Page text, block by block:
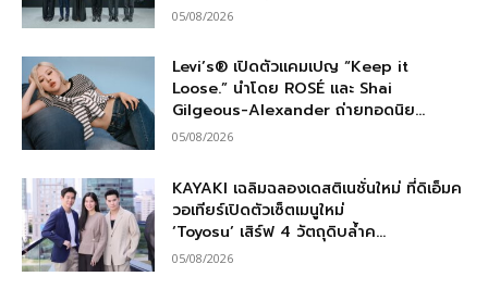
05/08/2026
Levi’s® เปิดตัวแคมเปญ “Keep it
Loose.” นำโดย ROSÉ และ Shai
Gilgeous-Alexander ถ่ายทอดนิย...
05/08/2026
KAYAKI เฉลิมฉลองเดสติเนชั่นใหม่ ที่ดิเอ็มค
วอเทียร์เปิดตัวเซ็ตเมนูใหม่
‘Toyosu’ เสิร์ฟ 4 วัตถุดิบล้ำค...
05/08/2026